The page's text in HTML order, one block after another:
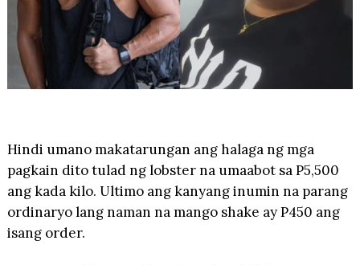
Hindi umano makatarungan ang halaga ng mga
pagkain dito tulad ng lobster na umaabot sa P5,500
ang kada kilo. Ultimo ang kanyang inumin na parang
ordinaryo lang naman na mango shake ay P450 ang
isang order.